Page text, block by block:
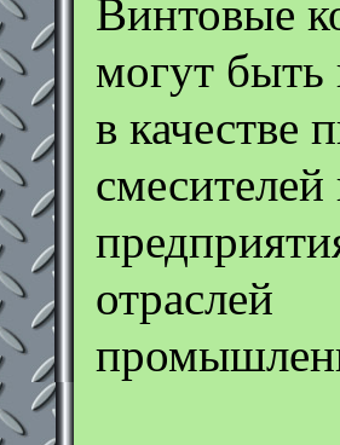
могут быть
в качестве
отраслей